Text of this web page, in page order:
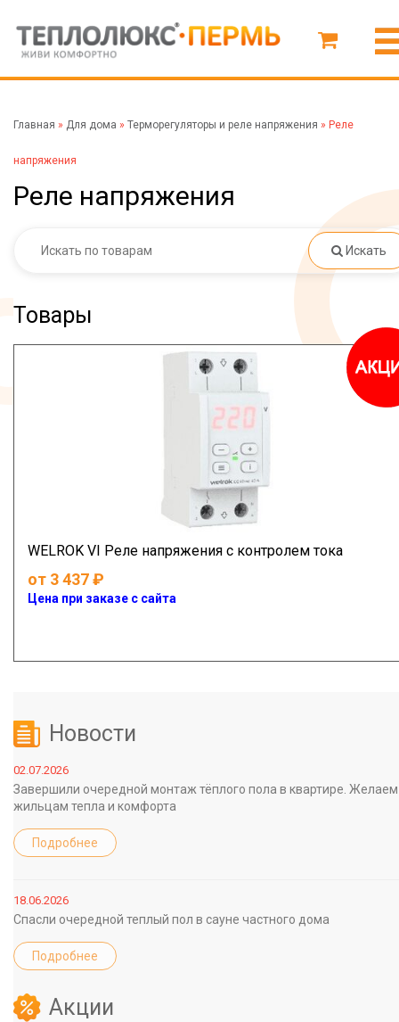
Новости
02.07.2026
Завершили очередной монтаж тёплого пола в квартире. Желаем
жильцам тепла и комфорта
Подробнее
18.06.2026
Спасли очередной теплый пол в сауне частного дома
Подробнее
Акции
Главная » Для дома » Терморегуляторы и реле напряжения » Реле
напряжения
Реле напряжения
Искать
Товары
WELROK VI Реле напряжения c контролем тока
от 3 437
Цена при заказе с сайта